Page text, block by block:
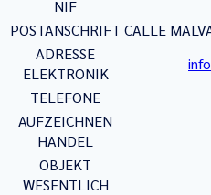
NIF
POSTANSCHRIFT CALLE
ADRESSE
ELEKTRONIK
TELEFONE
AUFZEICHNEN
HANDEL
OBJEKT
WESENTLICH